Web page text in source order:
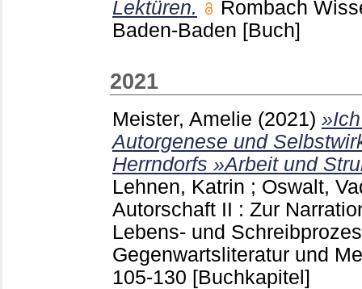
Lektüren.
Rombach
Baden-Baden [Buch]
2021
Meister, Amelie (2021)
Autorgenese und
Herrndorfs »Arbeit und
Lehnen, Katrin ; Oswalt,
Autorschaft II : Zur
Lebens- und
Gegenwartsliteratur und
105-130 [Buchkapitel]